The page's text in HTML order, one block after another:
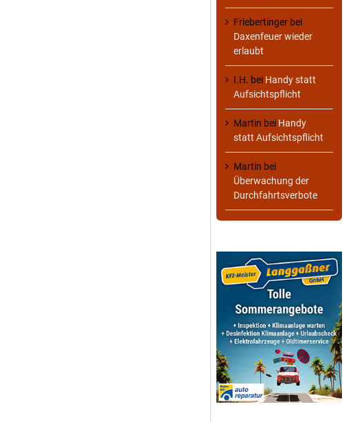
Friebertinger bei
Daxenfeuer wieder
erlaubt
I.H. bei Handy statt
Aufsichtspflicht
Martin bei Handy
statt Aufsichtspflicht
Martin bei
Überwachung der
Durchfahrtsverbote